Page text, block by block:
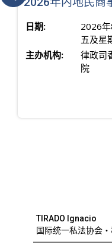
日期:
2026
五及星
主办机构:
律政司
院
TIRADO Ignacio
国际统一私法协会